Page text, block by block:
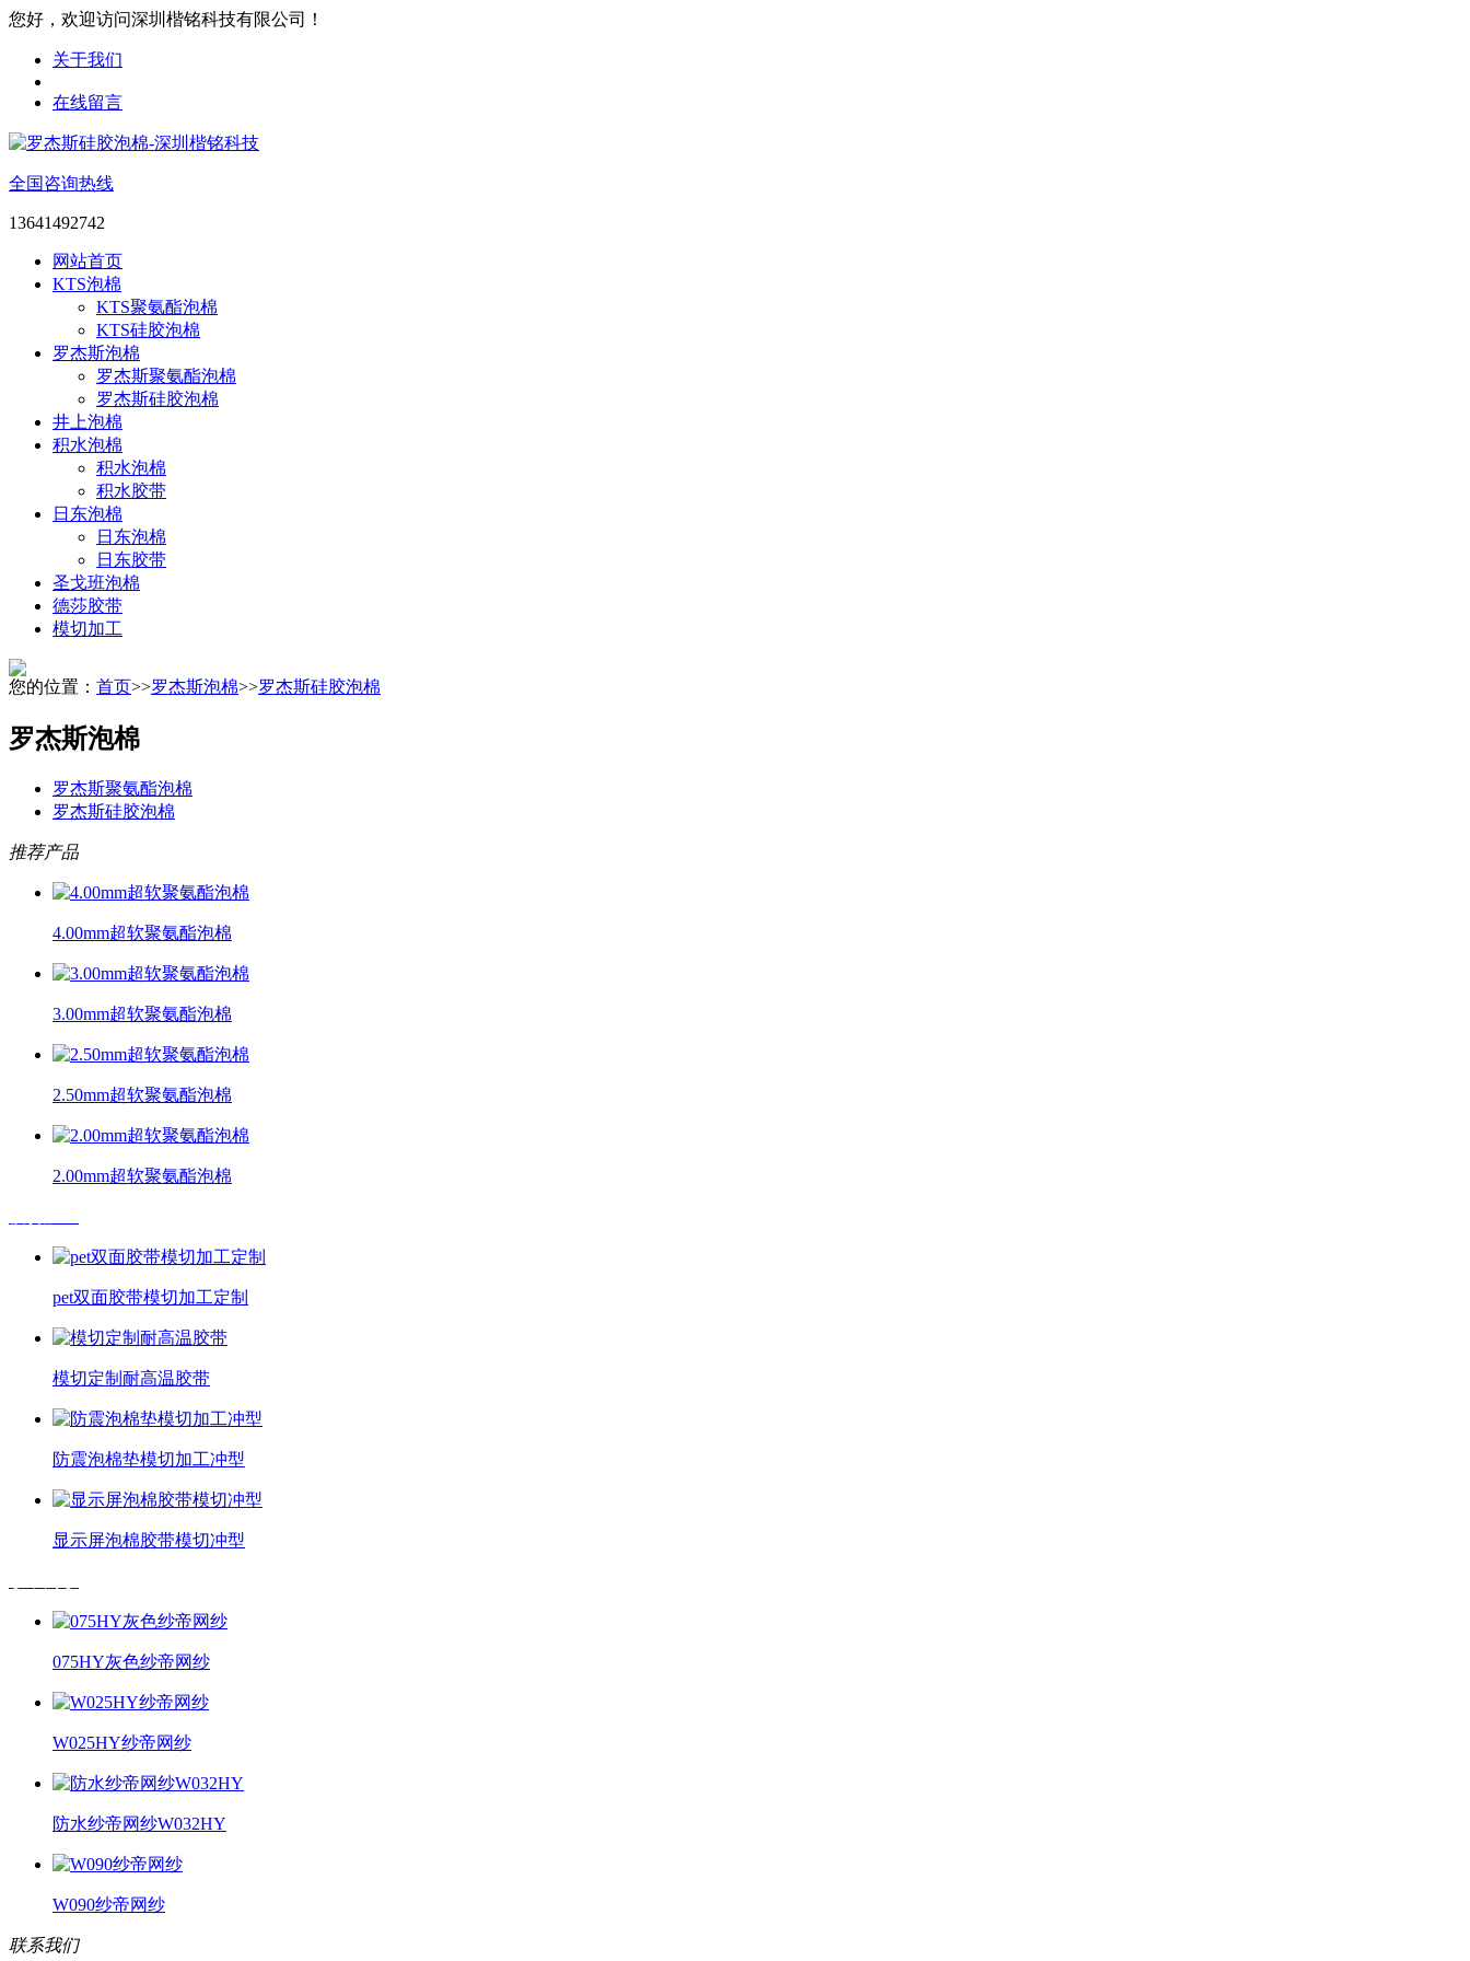
您好，欢迎访问深圳楷铭科技有限公司！
关于我们
在线留言
全国咨询热线
13641492742
网站首页
KTS泡棉
KTS聚氨酯泡棉
KTS硅胶泡棉
罗杰斯泡棉
罗杰斯聚氨酯泡棉
罗杰斯硅胶泡棉
井上泡棉
积水泡棉
积水泡棉
积水胶带
日东泡棉
日东泡棉
日东胶带
圣戈班泡棉
德莎胶带
模切加工
您的位置： 首页>>罗杰斯泡棉>>罗杰斯硅胶泡棉
罗杰斯泡棉
罗杰斯聚氨酯泡棉
罗杰斯硅胶泡棉
推荐产品
4.00mm超软聚氨酯泡棉
3.00mm超软聚氨酯泡棉
2.50mm超软聚氨酯泡棉
2.00mm超软聚氨酯泡棉
pet双面胶带模切加工定制
模切定制耐高温胶带
防震泡棉垫模切加工冲型
显示屏泡棉胶带模切冲型
075HY灰色纱帝网纱
W025HY纱帝网纱
防水纱帝网纱W032HY
W090纱帝网纱
联系我们